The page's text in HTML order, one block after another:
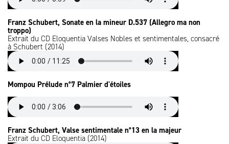
Franz Schubert, Sonate en la mineur D.537 (Allegro ma non
troppo)
Extrait du CD Eloquentia Valses Nobles et sentimentales, consacré
à Schubert (2014)
Mompou Prélude n°7 Palmier d'étoiles
Franz Schubert, Valse sentimentale n°13 en la majeur
Extrait du CD Eloquentia (2014)